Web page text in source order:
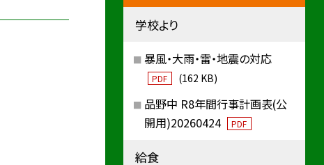
学校より
暴風・大雨・雷・地震の対応
PDF (162 KB)
品野中 R8年間行事計画表(公
開用)20260424
PDF
給食